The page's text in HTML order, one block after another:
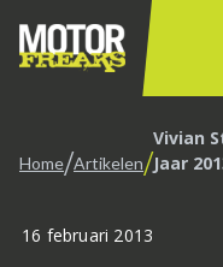
Home/Artikelen/Vivian
Jaar
16 februari 2013